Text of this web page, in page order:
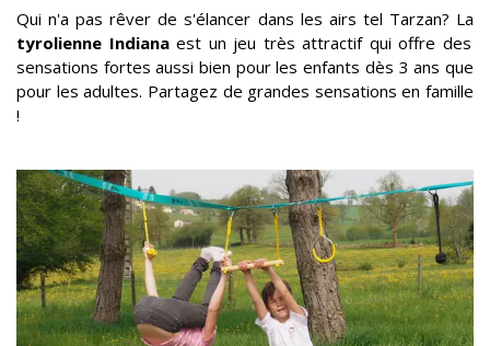
Qui n'a pas rêver de s'élancer dans les airs tel Tarzan? La
tyrolienne Indianaest un jeu très attractif qui offre des
sensations fortes aussi bien pour les enfants dès 3 ans que
pour les adultes. Partagez de grandes sensations en famille
!